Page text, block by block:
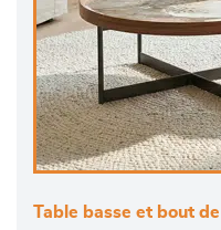
Table basse et bout